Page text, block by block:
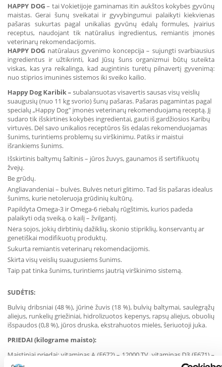
HAPPY DOG– tai Vokietijoje gaminamas itin aukštos kokybės gyvūnų
maistas. Gerai šunų sveikatai ir gyvybingumui palaikyti kiekvienas
pašaras sukurtas pagal unikalias gyvūnų ėdalų formules, įvairius
receptus, naudojant tik natūralius ingredientus, remiantis įmonės
veterinarų rekomendacijomis.
HAPPY DOG natūralaus gyvenimo koncepcija – sujungti svarbiausius
ingredientus ir užtikrinti, kad Jūsų šuns organizmui būtų suteikta
viskas, kas yra reikalinga, kad augintinis turėtų pilnavertį gyvenimą:
nuo stiprios imuninės sistemos iki sveiko kailio.
Happy Dog Karibik – subalansuotas visavertis sausas visų veislių
suaugusių (nuo 11 kg svorio) šunų pašaras. Pašaras pagamintas pagal
specialų „Happy Dog" įmonės veterinarų rekomenduojamą receptą. Jį
sudaro tik išskirtinės kokybės ingredientai, gauti iš gardžiosios Karibų
virtuvės. Dėl savo unikalios receptūros šis ėdalas rekomenduojamas
šunims, turintiems problemų su virškinimu. Patiks ir maistui
išrankiems šunims.
Išskirtinis baltymų šaltinis – jūros žuvys, gaunamos iš sertifikuotų
žvejų.
Be grūdų.
Angliavandeniai – bulvės. Bulvės neturi glitimo. Tad šis pašaras idealus
šunims, kurie netoleruoja grūdinių kultūrų.
Papildyta Omega-3 ir Omega-6 riebalų rūgštimis, kurios padeda
palaikyti odą sveiką, o kailį – žvilgantį.
Nėra sojos, jokių dirbtinių dažiklių, skonio stipriklių, konservantų ar
genetiškai modifikuotų produktų.
Sukurta remiantis veterinarų rekomendacijomis.
Skirta visų veislių suaugusiems šunims.
Taip pat tinka šunims, turintiems jautrią virškinimo sistemą.
SUDĖTIS:
Bulvių dribsniai (48 %), jūrinė žuvis (18 %), bulvių baltymai, saulėgrąžų
aliejus, runkelių griežiniai, hidrolizuotos kepenys, rapsų aliejus, obuolių
išspaudos (0,8 %), jūros druska, ekstrahuotos mielės, šeriuotoji juka.
PRIEDAI (kilograme maisto):
Maistiniai priedai: vitaminas A (E672) – 12000 TV, vitaminas D3 (E671) –
1200 TV, vitaminas E (α-tokoferolis 3a700) – 75 mg, vitaminas B1